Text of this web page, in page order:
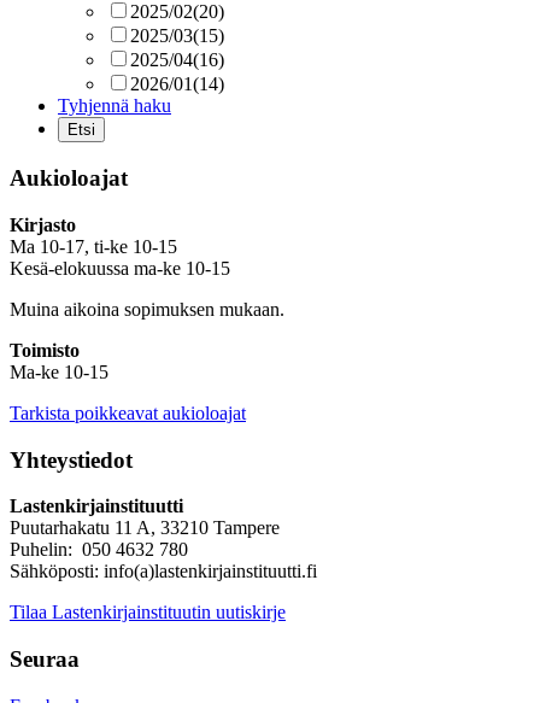
2025/02(20)
2025/03(15)
2025/04(16)
2026/01(14)
Tyhjennä haku
Aukioloajat
Kirjasto
Ma 10-17, ti-ke 10-15
Kesä-elokuussa ma-ke 10-15
Muina aikoina sopimuksen mukaan.
Toimisto
Ma-ke 10-15
Tarkista poikkeavat aukioloajat
Yhteystiedot
Lastenkirjainstituutti
Puutarhakatu 11 A, 33210 Tampere
Puhelin: 050 4632 780
Sähköposti: info(a)lastenkirjainstituutti.fi
Tilaa Lastenkirjainstituutin uutiskirje
Seuraa